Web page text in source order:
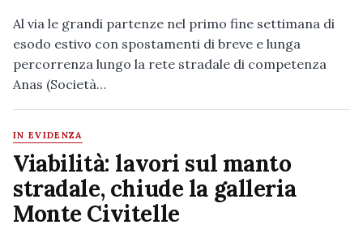
Al via le grandi partenze nel primo fine settimana di
esodo estivo con spostamenti di breve e lunga
percorrenza lungo la rete stradale di competenza
Anas (Società…
IN EVIDENZA
Viabilità: lavori sul manto
stradale, chiude la galleria
Monte Civitelle